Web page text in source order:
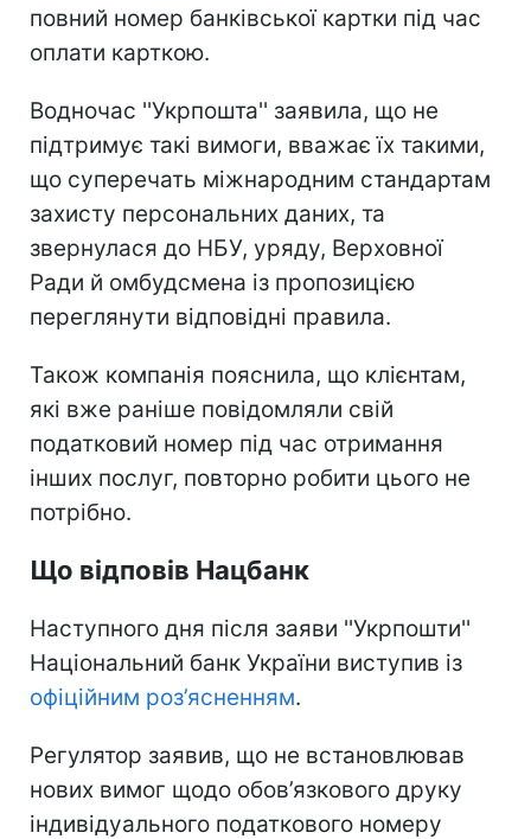
повний номер банківської картки під час
оплати карткою.
Водночас ''Укрпошта'' заявила, що не
підтримує такі вимоги, вважає їх такими,
що суперечать міжнародним стандартам
захисту персональних даних, та
звернулася до НБУ, уряду, Верховної
Ради й омбудсмена із пропозицією
переглянути відповідні правила.
Також компанія пояснила, що клієнтам,
які вже раніше повідомляли свій
податковий номер під час отримання
інших послуг, повторно робити цього не
потрібно.
Що відповів Нацбанк
Наступного дня після заяви ''Укрпошти''
Національний банк України виступив із
офіційним роз’ясненням.
Регулятор заявив, що не встановлював
нових вимог щодо обов’язкового друку
індивідуального податкового номеру